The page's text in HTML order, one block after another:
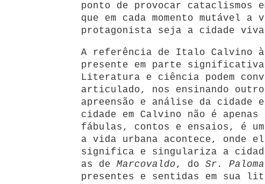
ponto de provocar cataclismos
que em cada momento mutável a
protagonista seja a cidade
A referência de Italo Calvino
presente em parte
Literatura e ciência podem
articulado, nos ensinando
apreensão e análise da cidade
cidade em Calvino não é
fábulas, contos e ensaios, é
a vida urbana acontece, onde
significa e singulariza a
as de Marcovaldo, do Sr.
presentes e sentidas em sua